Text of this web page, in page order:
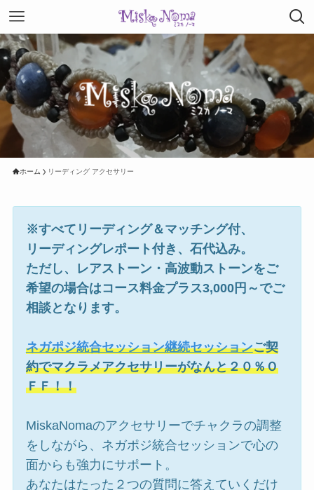
ホーム リーディング アクセサリー
※すべてリーディング＆マッチング付、
リーディングレポート付き、石代込み。
ただし、レアストーン・高波動ストーンをご
希望の場合はコース料金プラス3,000円～でご
相談となります。
ネガポジ統合セッション継続セッションご契
約でマクラメアクセサリーがなんと２０％Ｏ
ＦＦ！！
MiskaNomaのアクセサリーでチャクラの調整
をしながら、ネガポジ統合セッションで心の
面からも強力にサポート。
あなたはたった２つの質問に答えていくだけ